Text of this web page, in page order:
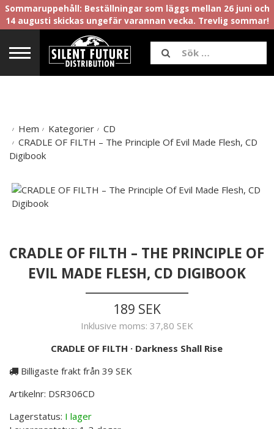
Sommaruppehåll: Beställningar som läggs mellan 26 juni och
14 augusti skickas ungefär varannan vecka. Trevlig sommar!
Hem Kategorier
CD
CRADLE OF FILTH – The Principle Of Evil Made Flesh, CD
Digibook
CRADLE OF FILTH – THE PRINCIPLE OF
EVIL MADE FLESH, CD DIGIBOOK
189 SEK
Inklusive moms: 37,80 SEK
CRADLE OF FILTH · Darkness Shall Rise
Billigaste frakt från 39 SEK
Artikelnr: DSR306CD
Lagerstatus: I lager